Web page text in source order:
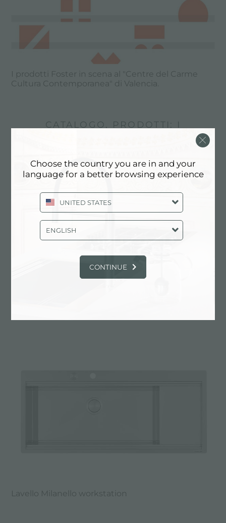
I prodotti Foster in scena al "Centre del Carme
Cultura Contemporanea" di Valencia.
CATALOGO, PRODOTTI: I
Lavello Milanello workstation
Choose the country you are in and your
language for a better browsing experience
UNITED STATES
ENGLISH
CONTINUE